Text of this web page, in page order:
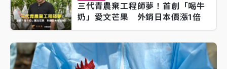
三代青農棄工程師夢！首創「喝牛
奶」愛文芒果 外銷日本價漲1倍